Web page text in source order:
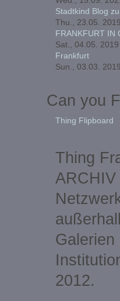
Stadtkind Blog
Thu., 23.05.
FRANKFURT IN
Sat., 04.05.
Frankfurt
Sun., 03.03.
Can you
Thing Flipboard
Thing
Galerien
2012.